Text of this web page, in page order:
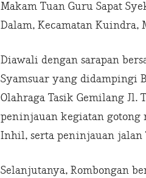
Makam Tuan Guru Sapat
Dalam, Kecamatan Kuindra,
Diawali dengan sarapan
Syamsuar yang didampingi
Olahraga Tasik Gemilang Jl.
peninjauan kegiatan gotong
Inhil, serta peninjauan jalan
Selanjutanya, Rombongan